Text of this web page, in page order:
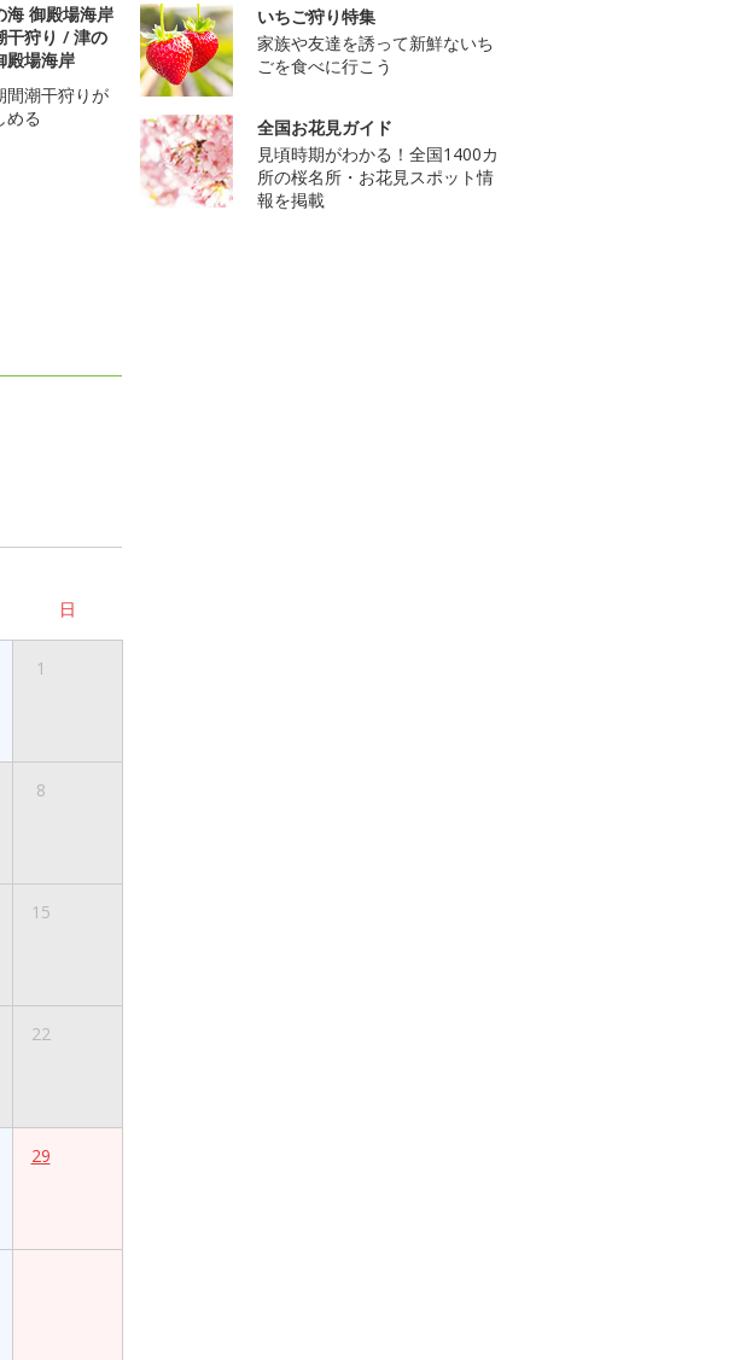
海 御殿場海岸
干狩り / 津の
殿場海岸
間潮干狩りが
める
日
1
8
15
22
29
いちご狩り特集
家族や友達を誘って新鮮ないち
ごを食べに行こう
全国お花見ガイド
見頃時期がわかる！全国1400カ
所の桜名所・お花見スポット情
報を掲載